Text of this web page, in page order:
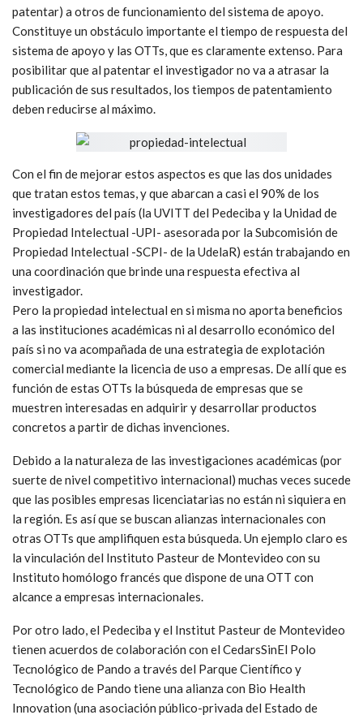
patentar) a otros de funcionamiento del sistema de apoyo.
Constituye un obstáculo importante el tiempo de respuesta del
sistema de apoyo y las OTTs, que es claramente extenso. Para
posibilitar que al patentar el investigador no va a atrasar la
publicación de sus resultados, los tiempos de patentamiento
deben reducirse al máximo.
Con el fin de mejorar estos aspectos es que las dos unidades
que tratan estos temas, y que abarcan a casi el 90% de los
investigadores del país (la UVITT del Pedeciba y la Unidad de
Propiedad Intelectual -UPI- asesorada por la Subcomisión de
Propiedad Intelectual -SCPI- de la UdelaR) están trabajando en
una coordinación que brinde una respuesta efectiva al
investigador.
Pero la propiedad intelectual en si misma no aporta beneficios
a las instituciones académicas ni al desarrollo económico del
país si no va acompañada de una estrategia de explotación
comercial mediante la licencia de uso a empresas. De allí que es
función de estas OTTs la búsqueda de empresas que se
muestren interesadas en adquirir y desarrollar productos
concretos a partir de dichas invenciones.
Debido a la naturaleza de las investigaciones académicas (por
suerte de nivel competitivo internacional) muchas veces sucede
que las posibles empresas licenciatarias no están ni siquiera en
la región. Es así que se buscan alianzas internacionales con
otras OTTs que amplifiquen esta búsqueda. Un ejemplo claro es
la vinculación del Instituto Pasteur de Montevideo con su
Instituto homólogo francés que dispone de una OTT con
alcance a empresas internacionales.
Por otro lado, el Pedeciba y el Institut Pasteur de Montevideo
tienen acuerdos de colaboración con el CedarsSinEl Polo
Tecnológico de Pando a través del Parque Científico y
Tecnológico de Pando tiene una alianza con Bio Health
Innovation (una asociación público-privada del Estado de